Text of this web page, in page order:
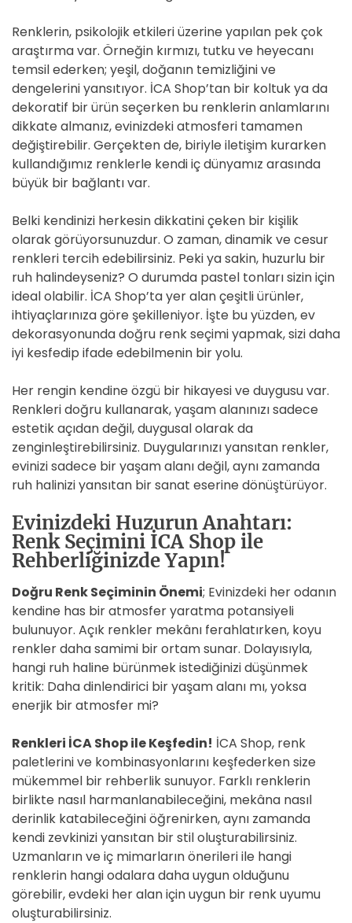
Renklerin, psikolojik etkileri üzerine yapılan pek çok
araştırma var. Örneğin kırmızı, tutku ve heyecanı
temsil ederken; yeşil, doğanın temizliğini ve
dengelerini yansıtıyor. İCA Shop’tan bir koltuk ya da
dekoratif bir ürün seçerken bu renklerin anlamlarını
dikkate almanız, evinizdeki atmosferi tamamen
değiştirebilir. Gerçekten de, biriyle iletişim kurarken
kullandığımız renklerle kendi iç dünyamız arasında
büyük bir bağlantı var.
Belki kendinizi herkesin dikkatini çeken bir kişilik
olarak görüyorsunuzdur. O zaman, dinamik ve cesur
renkleri tercih edebilirsiniz. Peki ya sakin, huzurlu bir
ruh halindeyseniz? O durumda pastel tonları sizin için
ideal olabilir. İCA Shop’ta yer alan çeşitli ürünler,
ihtiyaçlarınıza göre şekilleniyor. İşte bu yüzden, ev
dekorasyonunda doğru renk seçimi yapmak, sizi daha
iyi kesfedip ifade edebilmenin bir yolu.
Her rengin kendine özgü bir hikayesi ve duygusu var.
Renkleri doğru kullanarak, yaşam alanınızı sadece
estetik açıdan değil, duygusal olarak da
zenginleştirebilirsiniz. Duygularınızı yansıtan renkler,
evinizi sadece bir yaşam alanı değil, aynı zamanda
ruh halinizi yansıtan bir sanat eserine dönüştürüyor.
Evinizdeki Huzurun Anahtarı:
Renk Seçimini İCA Shop ile
Rehberliğinizde Yapın!
Doğru Renk Seçiminin Önemi; Evinizdeki her odanın
kendine has bir atmosfer yaratma potansiyeli
bulunuyor. Açık renkler mekânı ferahlatırken, koyu
renkler daha samimi bir ortam sunar. Dolayısıyla,
hangi ruh haline bürünmek istediğinizi düşünmek
kritik: Daha dinlendirici bir yaşam alanı mı, yoksa
enerjik bir atmosfer mi?
Renkleri İCA Shop ile Keşfedin! İCA Shop, renk
paletlerini ve kombinasyonlarını keşfederken size
mükemmel bir rehberlik sunuyor. Farklı renklerin
birlikte nasıl harmanlanabileceğini, mekâna nasıl
derinlik katabileceğini öğrenirken, aynı zamanda
kendi zevkinizi yansıtan bir stil oluşturabilirsiniz.
Uzmanların ve iç mimarların önerileri ile hangi
renklerin hangi odalara daha uygun olduğunu
görebilir, evdeki her alan için uygun bir renk uyumu
oluşturabilirsiniz.